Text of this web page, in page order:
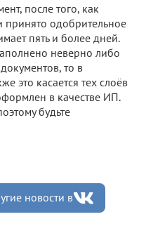
после того, как
принято одобрительное
пять и более дней.
неверно либо
то в
это касается тех слоёв
в качестве ИП.
будьте
новости в